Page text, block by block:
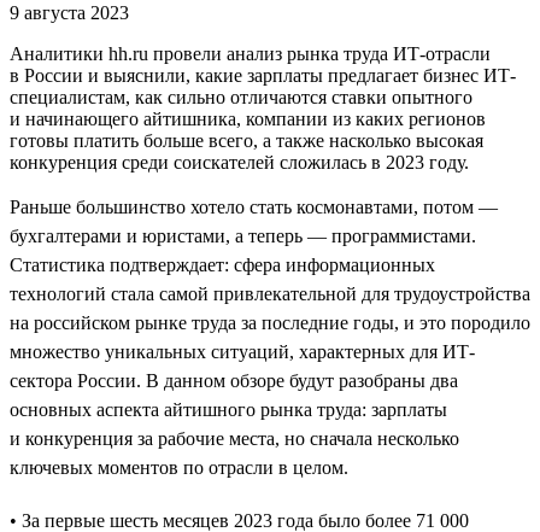
9 августа 2023
Аналитики hh.ru провели анализ рынка труда ИТ-отрасли
в России и выяснили, какие зарплаты предлагает бизнес ИТ-
специалистам, как сильно отличаются ставки опытного
и начинающего айтишника, компании из каких регионов
готовы платить больше всего, а также насколько высокая
конкуренция среди соискателей сложилась в 2023 году.
Раньше большинство хотело стать космонавтами, потом —
бухгалтерами и юристами, а теперь — программистами.
Статистика подтверждает: сфера информационных
технологий стала самой привлекательной для трудоустройства
на российском рынке труда за последние годы, и это породило
множество уникальных ситуаций, характерных для ИТ-
сектора России. В данном обзоре будут разобраны два
основных аспекта айтишного рынка труда: зарплаты
и конкуренция за рабочие места, но сначала несколько
ключевых моментов по отрасли в целом.
• За первые шесть месяцев 2023 года было более 71 000